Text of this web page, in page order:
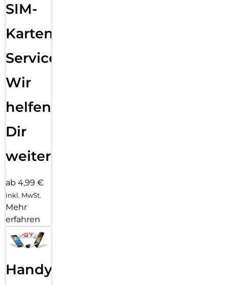
SIM-
Karten
Service:
Wir
helfen
Dir
weiter
ab 4,99 €
inkl. MwSt.
Mehr
erfahren
Handy